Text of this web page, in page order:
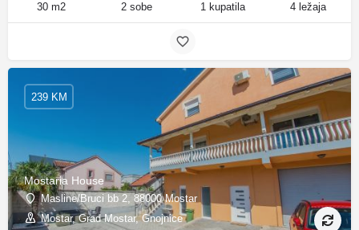
30 m2 2 sobe 1 kupatila 4 ležaja
Mostaria House
Masline/Bruci bb 2, 88000 Mostar
Mostar, Grad Mostar, Gnojnice
239 KM